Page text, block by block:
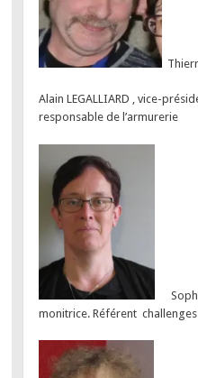
Alain LEGALLIARD , vice-
responsable de l’armurerie
monitrice. Référent challenges